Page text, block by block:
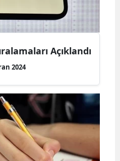
Açıklandı
2024